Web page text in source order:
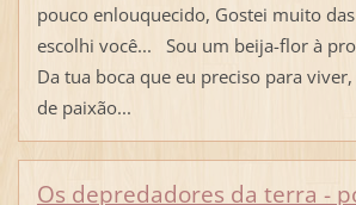
pouco enlouquecido, Gostei muito
escolhi você... Sou um beija-flor à
Da tua boca que eu preciso para
de paixão...
Os depredadores da terra -